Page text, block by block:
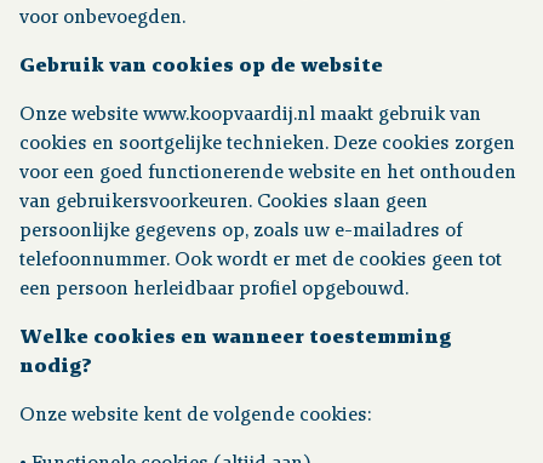
voor onbevoegden.
Gebruik van cookies op de website
Onze website www.koopvaardij.nl maakt gebruik van
cookies en soortgelijke technieken. Deze cookies zorgen
voor een goed functionerende website en het onthouden
van gebruikersvoorkeuren. Cookies slaan geen
persoonlijke gegevens op, zoals uw e-mailadres of
telefoonnummer. Ook wordt er met de cookies geen tot
een persoon herleidbaar profiel opgebouwd.
Welke cookies en wanneer toestemming
nodig?
Onze website kent de volgende cookies: